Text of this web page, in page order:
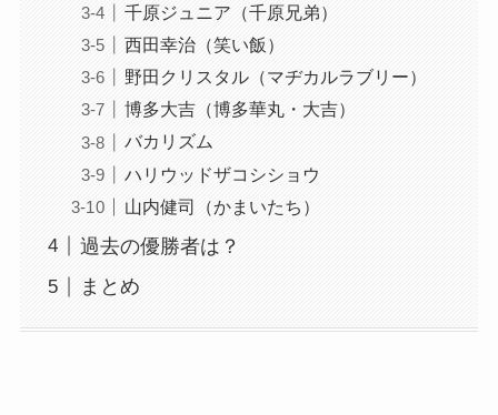
千原ジュニア（千原兄弟）
西田幸治（笑い飯）
野田クリスタル（マヂカルラブリー）
博多大吉（博多華丸・大吉）
バカリズム
ハリウッドザコシショウ
山内健司（かまいたち）
過去の優勝者は？
まとめ